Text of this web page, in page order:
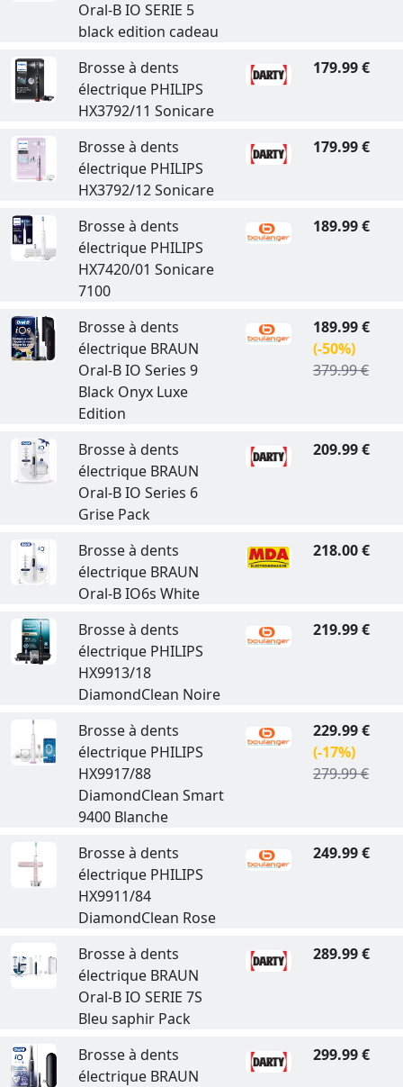
Oral-B IO SERIE 5
black edition cadeau
Brosse à dents
électrique PHILIPS
HX3792/11 Sonicare
179.99 €
Brosse à dents
électrique PHILIPS
HX3792/12 Sonicare
179.99 €
Brosse à dents
électrique PHILIPS
HX7420/01 Sonicare
7100
189.99 €
Brosse à dents
électrique BRAUN
Oral-B IO Series 9
Black Onyx Luxe
Edition
189.99 €
(-50%)
379.99 €
Brosse à dents
électrique BRAUN
Oral-B IO Series 6
Grise Pack
209.99 €
Brosse à dents
électrique BRAUN
Oral-B IO6s White
218.00 €
Brosse à dents
électrique PHILIPS
HX9913/18
DiamondClean Noire
219.99 €
Brosse à dents
électrique PHILIPS
HX9917/88
DiamondClean Smart
9400 Blanche
229.99 €
(-17%)
279.99 €
Brosse à dents
électrique PHILIPS
HX9911/84
DiamondClean Rose
249.99 €
Brosse à dents
électrique BRAUN
Oral-B IO SERIE 7S
Bleu saphir Pack
289.99 €
Brosse à dents
électrique BRAUN
299.99 €